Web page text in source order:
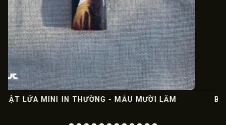
LĂM BẬT LỬA MINI IN THƯỜNG - MẪU MƯỜI